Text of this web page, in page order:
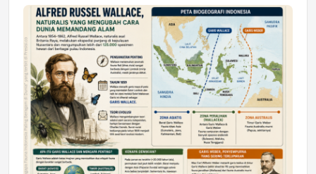
Jumat, 17 Jul 2026 22:30
DAERAH
Astra Motor Kalimantan Timur 2 Dukung
Mahasiswa Samarinda dalam Astra
Honda SDGs Future Leaders 2026
Jumat, 10 Jul 2026 19:01